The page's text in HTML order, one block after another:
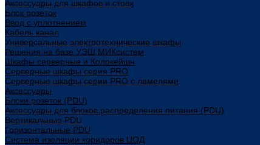
Аксессуары для шкафов и стоек
Блок розеток
Ввод с уплотнением
Кабель канал
Универсальные электротехнические шкафы
Решения на базе УЭШ МИКсистем
Шкафы серверные и Колокейшн
Серверные шкафы серия PRO
Серверные шкафы серии PRO с ламелями
Аксессуары
Блоки розеток (PDU)
Аксессуары для блоков распределения питания (PDU)
Вертикальные PDU
Горизонтальные PDU
Система изоляции коридоров ЦОД